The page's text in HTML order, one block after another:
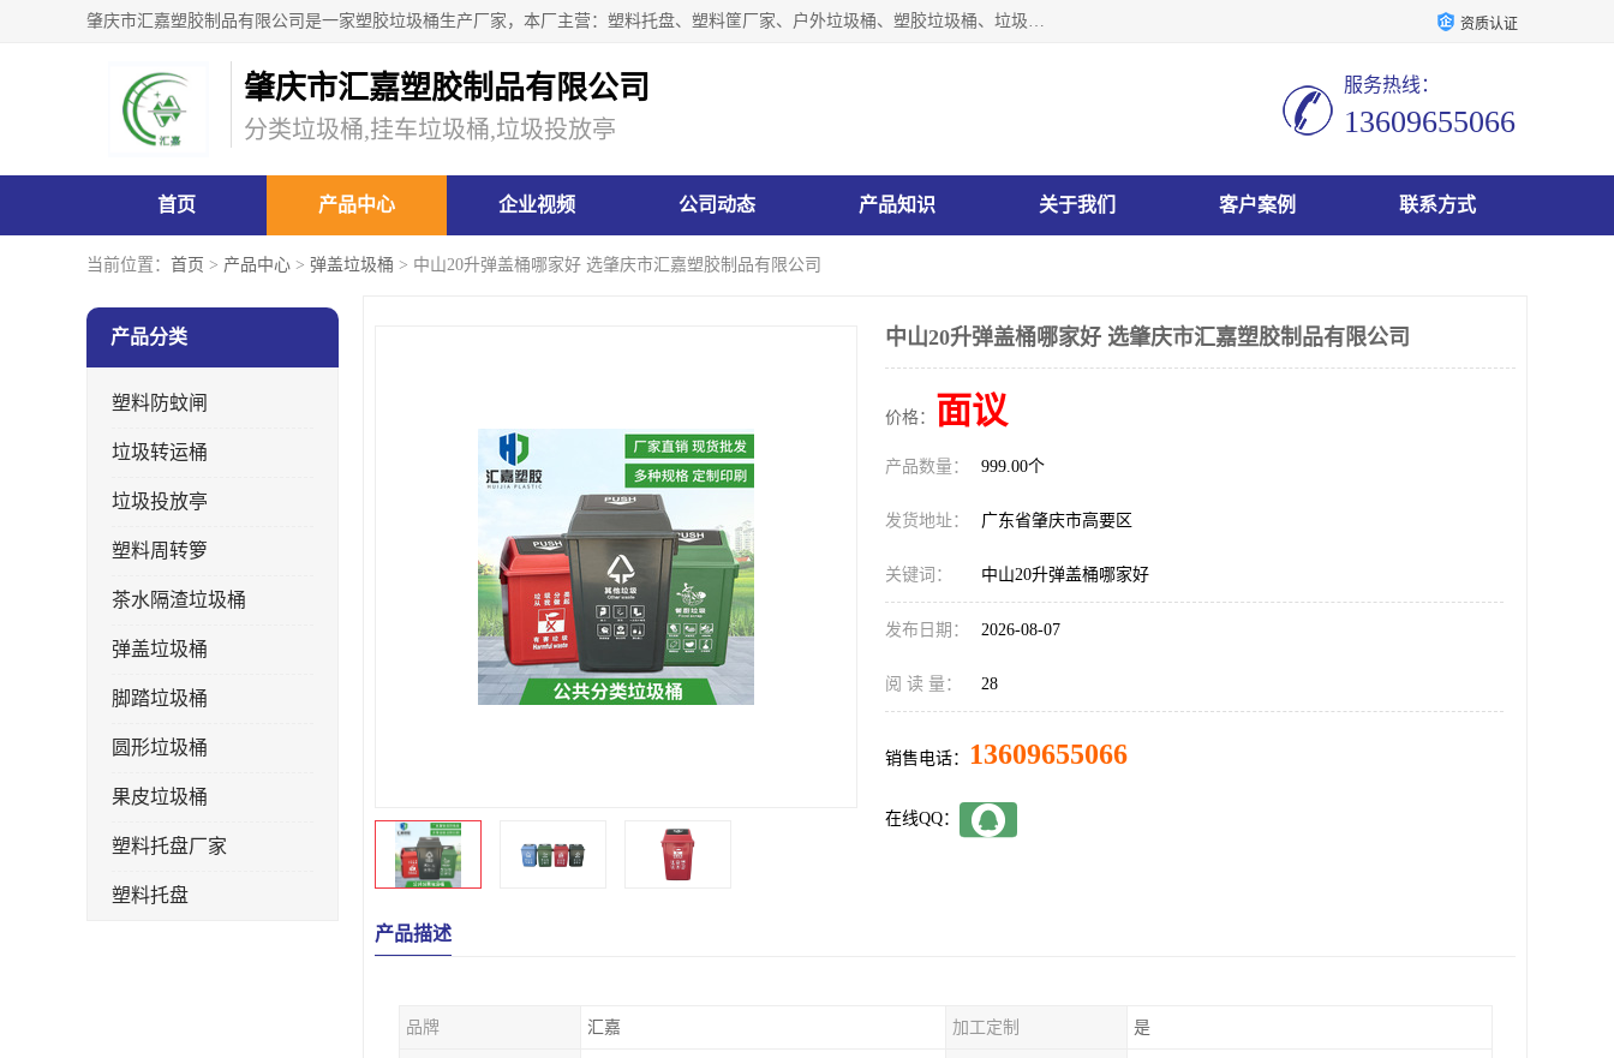
肇庆市汇嘉塑胶制品有限公司是一家塑胶垃圾桶生产厂家，本厂主营：塑料托盘、塑料筐厂家、户外垃圾桶、塑胶垃圾桶、垃圾桶等产品，深受广大客户的欢迎。公司拥有一支勇于、善于集思广益的生产队伍，实力雄厚的技术力量，一贯奉行“以人为本”的管理和服务理念。 资质认证
肇庆市汇嘉塑胶制品有限公司
分类垃圾桶,挂车垃圾桶,垃圾投放亭
服务热线：
13609655066
首页 产品中心 企业视频 公司动态 产品知识 关于我们 客户案例 联系方式
当前位置： 首页 > 产品中心 > 弹盖垃圾桶 > 中山20升弹盖桶哪家好 选肇庆市汇嘉塑胶制品有限公司
产品分类
塑料防蚊闸
垃圾转运桶
垃圾投放亭
塑料周转箩
茶水隔渣垃圾桶
弹盖垃圾桶
脚踏垃圾桶
圆形垃圾桶
果皮垃圾桶
塑料托盘厂家
塑料托盘
中山20升弹盖桶哪家好 选肇庆市汇嘉塑胶制品有限公司
价格： 面议
产品数量： 999.00个
发货地址： 广东省肇庆市高要区
关键词： 中山20升弹盖桶哪家好
发布日期： 2026-08-07
阅 读 量： 28
销售电话： 13609655066
在线QQ：
产品描述
品牌 汇嘉 加工定制 是